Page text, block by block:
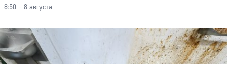
8:50 – 8 августа